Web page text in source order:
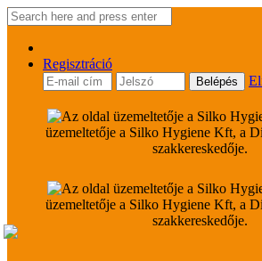
Regisztráció
üzemeltetője a Silko Hygiene Kft, a
szakkereskedője.
üzemeltetője a Silko Hygiene Kft, a
szakkereskedője.